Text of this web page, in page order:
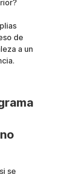
de
a un
se